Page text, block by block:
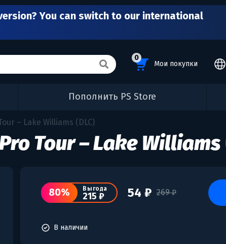
You can switch to our international
0
Мои покупки
Пополнить PS Store
– Lake Williams (DLC)
Tour – Lake Williams
269 ₽
54 ₽
80% Выгода
215 ₽
В наличии